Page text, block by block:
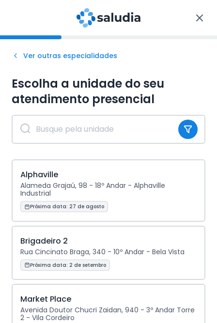
Ver outras especialidades
Escolha a unidade do seu
atendimento presencial
Alphaville
Alameda Grajaú, 98 - 18º Andar - Alphaville
Industrial
Próxima data: 27 de agosto
Brigadeiro 2
Rua Cincinato Braga, 340 - 10º Andar - Bela Vista
Próxima data: 2 de setembro
Market Place
Avenida Doutor Chucri Zaidan, 940 - 3º Andar Torre
2 - Vila Cordeiro